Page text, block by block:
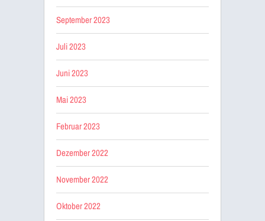
September 2023
Juli 2023
Juni 2023
Mai 2023
Februar 2023
Dezember 2022
November 2022
Oktober 2022